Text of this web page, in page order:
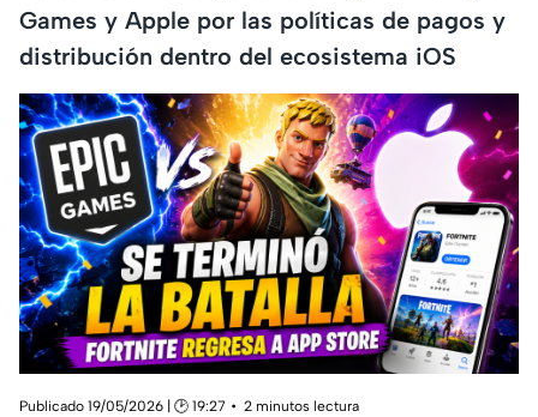
Games y Apple por las políticas de pagos y
distribución dentro del ecosistema iOS
Publicado 19/05/2026 | 🕑 19:27
2 minutos lectura